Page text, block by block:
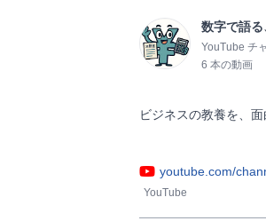
数字で語
YouTube チ
6 本の動画
ビジネスの教養を、
youtube.com/
YouTube